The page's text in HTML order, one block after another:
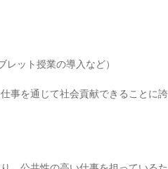
ット授業の導入など）
事を通じて社会貢献できることに誇